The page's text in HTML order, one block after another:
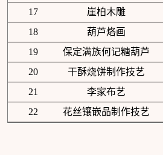
17
崖柏木雕
18
葫芦烙画
19
保定满族何记糖葫芦
20
干酥烧饼制作技艺
21
李家布艺
22
花丝镶嵌品制作技艺